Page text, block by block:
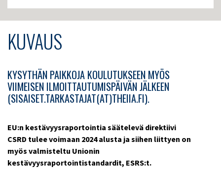
KUVAUS
KYSYTHÄN PAIKKOJA KOULUTUKSEEN MYÖS
VIIMEISEN ILMOITTAUTUMISPÄIVÄN JÄLKEEN
(SISAISET.TARKASTAJAT(AT)THEIIA.FI).
EU:n kestävyysraportointia säätelevä direktiivi
CSRD tulee voimaan 2024 alusta ja siihen liittyen on
myös valmisteltu Unionin
kestävyysraportointistandardit, ESRS:t.